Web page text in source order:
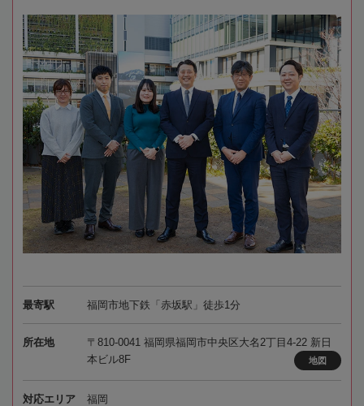
最寄駅 福岡市地下鉄「赤坂駅」徒歩1分
所在地
〒810-0041 福岡県福岡市中央区大名2丁目4-22 新日
本ビル8F
地図
対応エリア 福岡